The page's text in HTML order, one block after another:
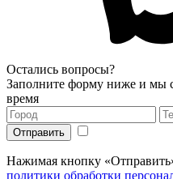
Остались вопросы?
Заполните форму ниже и мы
время
Нажимая кнопку
политики обработки